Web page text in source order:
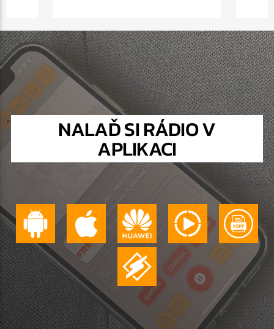
NALAĎ SI RÁDIO V
APLIKACI